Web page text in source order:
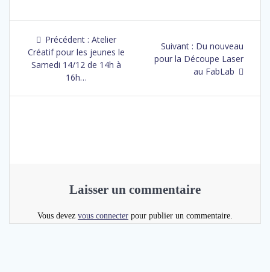
Précédent : Atelier
Créatif pour les jeunes le
Samedi 14/12 de 14h à
16h…
Suivant : Du nouveau
pour la Découpe Laser
au FabLab
Laisser un commentaire
Vous devez vous connecter pour publier un commentaire.